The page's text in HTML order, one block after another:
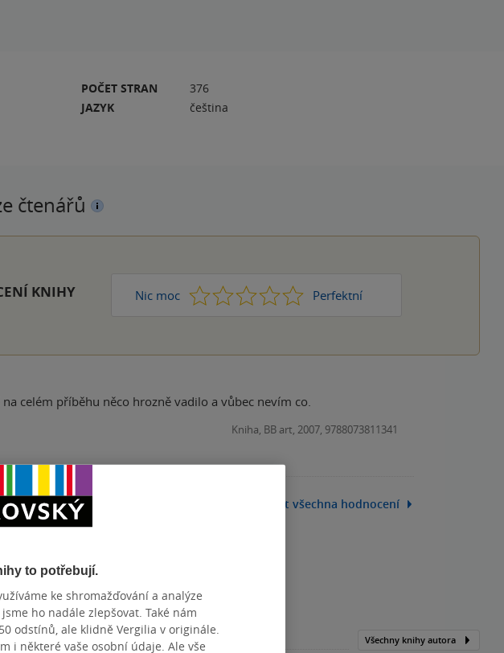
POČET STRAN
376
JAZYK
čeština
čtenářů
KNIHY Nic moc 1 2 3 4 Perfektní
5
celém příběhu něco hrozně vadilo a vůbec nevím co.
Kniha, BB art, 2007, 9788073811341
Zobrazit všechna hodnocení
Všechny knihy autora
to potřebují.
ke shromažďování a analýze
ho nadále zlepšovat. Také nám
odstínů, ale klidně Vergilia v originále.
i některé vaše osobní údaje. Ale vše